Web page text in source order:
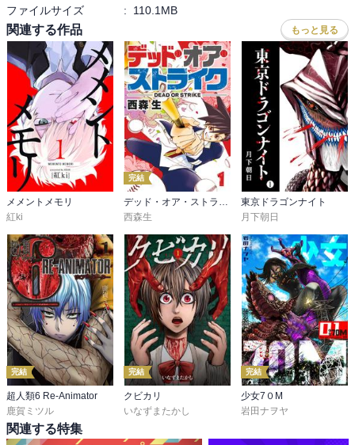
ファイルサイズ
: 110.1MB
関連する作品 もっと見る
メメントメモリ
紅ki
完結
デッド・オア・ストライク
西森生
東京ドラゴンナイト
月下朝日
完結
超人類6 Re-Animator
鹿賀ミツル
完結
クビカリ
いなずまたかし
完結
少女7０M
岩田ナヲヤ
関連する特集